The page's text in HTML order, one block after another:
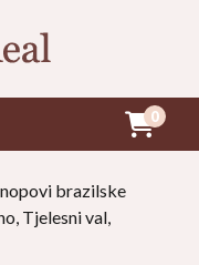
0
brazilske
Tjelesni val,